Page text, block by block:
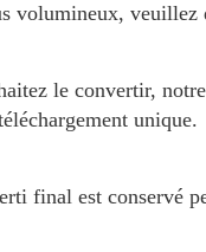
volumineux, veuillez
le convertir,
unique.
final est conservé